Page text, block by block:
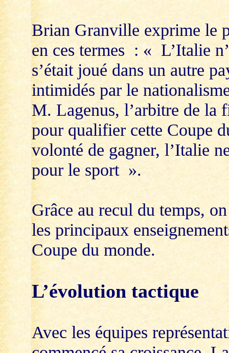
Brian Granville exprime le
en ces termes : « L’Italie
s’était joué dans un autre
intimidés par le
M. Lagenus, l’arbitre de
pour qualifier cette Coupe
volonté de gagner, l’Italie
pour le sport ».
Grâce au recul du temps,
les principaux
Coupe du monde.
L’évolution tactique
Avec les équipes